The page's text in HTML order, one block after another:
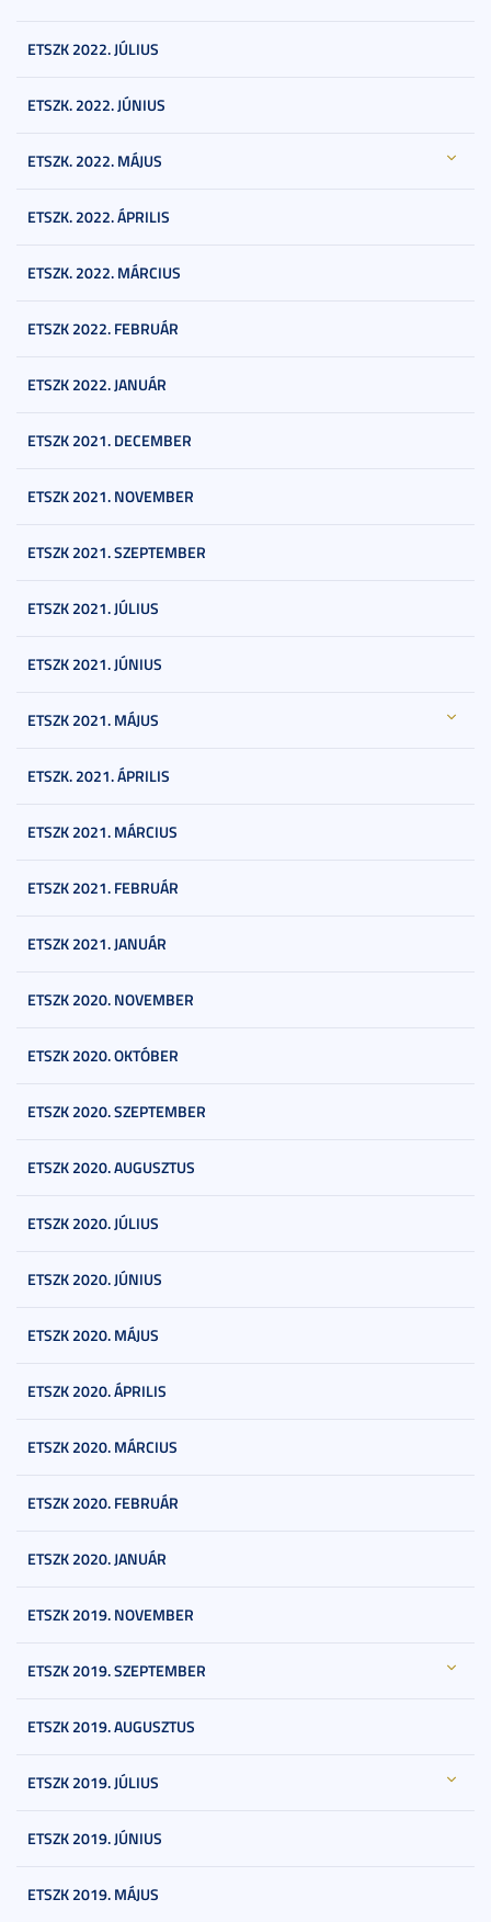
ETSZK 2022. JÚLIUS
ETSZK. 2022. JÚNIUS
ETSZK. 2022. MÁJUS
ETSZK. 2022. ÁPRILIS
ETSZK. 2022. MÁRCIUS
ETSZK 2022. FEBRUÁR
ETSZK 2022. JANUÁR
ETSZK 2021. DECEMBER
ETSZK 2021. NOVEMBER
ETSZK 2021. SZEPTEMBER
ETSZK 2021. JÚLIUS
ETSZK 2021. JÚNIUS
ETSZK 2021. MÁJUS
ETSZK. 2021. ÁPRILIS
ETSZK 2021. MÁRCIUS
ETSZK 2021. FEBRUÁR
ETSZK 2021. JANUÁR
ETSZK 2020. NOVEMBER
ETSZK 2020. OKTÓBER
ETSZK 2020. SZEPTEMBER
ETSZK 2020. AUGUSZTUS
ETSZK 2020. JÚLIUS
ETSZK 2020. JÚNIUS
ETSZK 2020. MÁJUS
ETSZK 2020. ÁPRILIS
ETSZK 2020. MÁRCIUS
ETSZK 2020. FEBRUÁR
ETSZK 2020. JANUÁR
ETSZK 2019. NOVEMBER
ETSZK 2019. SZEPTEMBER
ETSZK 2019. AUGUSZTUS
ETSZK 2019. JÚLIUS
ETSZK 2019. JÚNIUS
ETSZK 2019. MÁJUS